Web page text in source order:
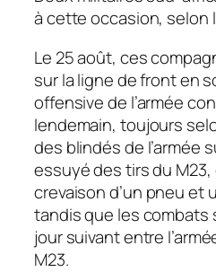
à cette occasion, selon
Le 25 août, ces
sur la ligne de front en
offensive de l’armée
lendemain, toujours
des blindés de l’armée
essuyé des tirs du
crevaison d’un pneu et
tandis que les combats
jour suivant entre
M23.